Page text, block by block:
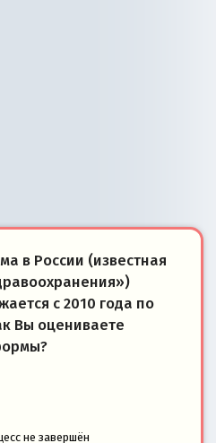
в России (известная
с 2010 года по
Вы оцениваете
не завершён